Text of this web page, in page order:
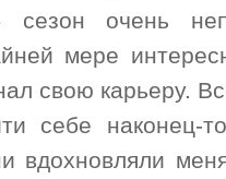
очень
мере
свою карьеру.
себе наконец-
вдохновляли